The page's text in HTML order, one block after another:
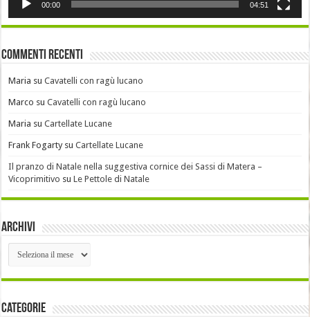
00:00 04:51
Commenti recenti
Maria suCavatelli con ragù lucano
Marco suCavatelli con ragù lucano
Maria suCartellate Lucane
Frank FogartysuCartellate Lucane
Il pranzo di Natale nella suggestiva cornice dei Sassi di Matera –
Vicoprimitivo suLe Pettole di Natale
Archivi
Archivi
Categorie